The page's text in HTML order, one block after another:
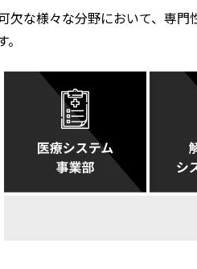
欠な様々な分野において、専